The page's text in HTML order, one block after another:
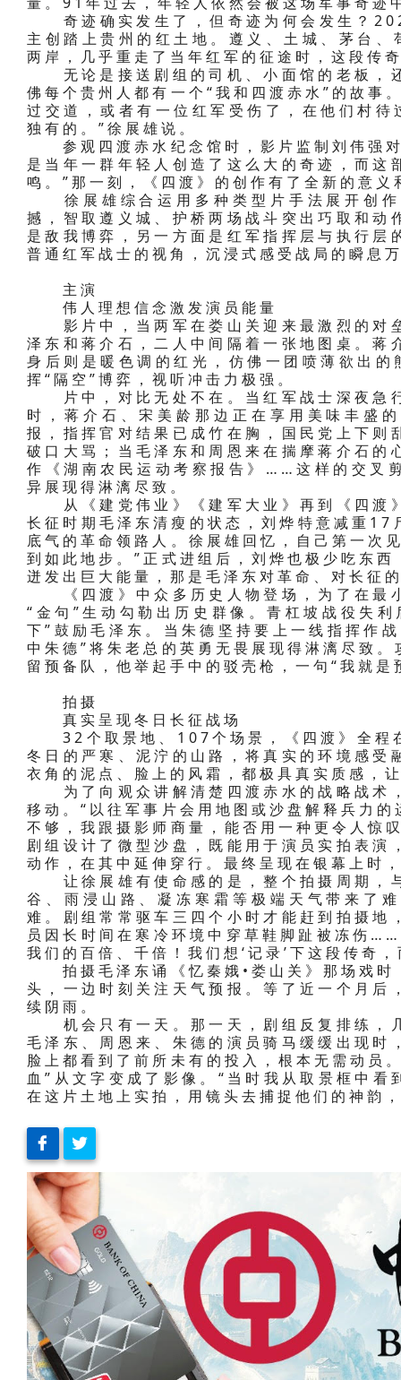
奇迹确实发生了，但奇迹为何会发生？
主创踏上贵州的红土地。遵义、土城、茅台
两岸，几乎重走了当年红军的征途时，这段传
无论是接送剧组的司机、小面馆的老板，
佛每个贵州人都有一个“我和四渡赤水”的故事
过交道，或者有一位红军受伤了，在他们村
独有的。”徐展雄说。
参观四渡赤水纪念馆时，影片监制刘伟强
是当年一群年轻人创造了这么大的奇迹，而
鸣。”那一刻，《四渡》的创作有了全新的意义
徐展雄综合运用多种类型片手法展开创作
撼，智取遵义城、护桥两场战斗突出巧取和
是敌我博弈，另一方面是红军指挥层与执行
普通红军战士的视角，沉浸式感受战局的瞬息
主演
伟人理想信念激发演员能量
影片中，当两军在娄山关迎来最激烈的对
泽东和蒋介石，二人中间隔着一张地图桌。
身后则是暖色调的红光，仿佛一团喷薄欲出
挥“隔空”博弈，视听冲击力极强。
片中，对比无处不在。当红军战士深夜急
时，蒋介石、宋美龄那边正在享用美味丰盛
报，指挥官对结果已成竹在胸，国民党上下
破口大骂；当毛泽东和周恩来在揣摩蒋介石
作《湖南农民运动考察报告》……这样的交叉
异展现得淋漓尽致。
从《建党伟业》《建军大业》再到《四渡
长征时期毛泽东清瘦的状态，刘烨特意减重
底气的革命领路人。徐展雄回忆，自己第一次
到如此地步。”正式进组后，刘烨也极少吃东
迸发出巨大能量，那是毛泽东对革命、对长征
《四渡》中众多历史人物登场，为了在最
“金句”生动勾勒出历史群像。青杠坡战役失
下”鼓励毛泽东。当朱德坚持要上一线指挥作
中朱德”将朱老总的英勇无畏展现得淋漓尽致
留预备队，他举起手中的驳壳枪，一句“我就
拍摄
真实呈现冬日长征战场
32个取景地、107个场景，《四渡》全程
冬日的严寒、泥泞的山路，将真实的环境感
衣角的泥点、脸上的风霜，都极具真实质感，
为了向观众讲解清楚四渡赤水的战略战术
移动。“以往军事片会用地图或沙盘解释兵力
不够，我跟摄影师商量，能否用一种更令人惊
剧组设计了微型沙盘，既能用于演员实拍表
动作，在其中延伸穿行。最终呈现在银幕上时
让徐展雄有使命感的是，整个拍摄周期，
谷、雨浸山路、凝冻寒霜等极端天气带来了
难。剧组常常驱车三四个小时才能赶到拍摄
员因长时间在寒冷环境中穿草鞋脚趾被冻伤
我们的百倍、千倍！我们想‘记录’下这段传奇
拍摄毛泽东诵《忆秦娥•娄山关》那场戏时
头，一边时刻关注天气预报。等了近一个月
续阴雨。
机会只有一天。那一天，剧组反复排练，
毛泽东、周恩来、朱德的演员骑马缓缓出现
脸上都看到了前所未有的投入，根本无需动员
血”从文字变成了影像。“当时我从取景框中
在这片土地上实拍，用镜头去捕捉他们的神韵